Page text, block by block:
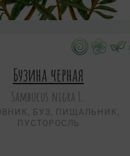
Бузина черная
Sambucus nigra L.
БУЗ, ПИЩАЛЬНИК,
ПУСТОРОСЛЬ